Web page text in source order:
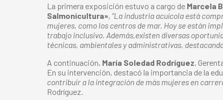
La primera exposición estuvo a cargo de Marcela
Salmonicultura», “La industria acuícola está
mujeres, como los centros de mar. Hoy se están
trabajo inclusivo. Además,existen diversas
técnicas, ambientales y administrativas,
A continuación, María Soledad Rodríguez,
En su intervención, destacó la importancia de la
contribuir a la integración de más mujeres en
Rodríguez.